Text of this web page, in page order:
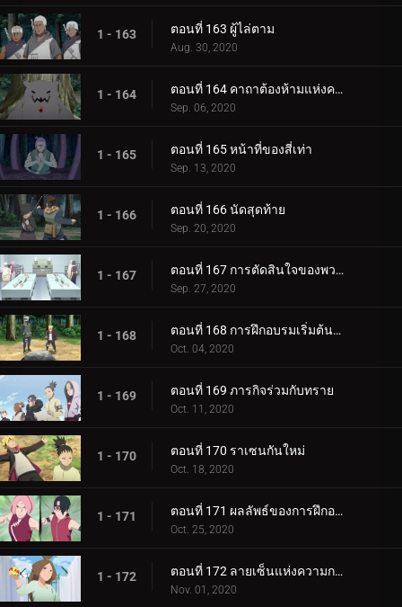
1 - 163 ตอนที่ 163 ผู้ไล่ตาม
Aug. 30, 2020
1 - 164 ตอนที่ 164 คาถาต้องห้ามแห่งความตาย
Sep. 06, 2020
1 - 165 ตอนที่ 165 หน้าที่ของสี่เท่า
Sep. 13, 2020
1 - 166 ตอนที่ 166 นัดสุดท้าย
Sep. 20, 2020
1 - 167 ตอนที่ 167 การตัดสินใจของพวกเขา
Sep. 27, 2020
1 - 168 ตอนที่ 168 การฝึกอบรมเริ่มต้นขึ้น!
Oct. 04, 2020
1 - 169 ตอนที่ 169 ภารกิจร่วมกับทราย
Oct. 11, 2020
1 - 170 ตอนที่ 170 ราเซนกันใหม่
Oct. 18, 2020
1 - 171 ตอนที่ 171 ผลลัพธ์ของการฝึกอบรม
Oct. 25, 2020
1 - 172 ตอนที่ 172 ลายเซ็นแห่งความกลัว
Nov. 01, 2020